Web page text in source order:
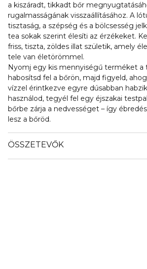
a kiszáradt, tikkadt bőr
rugalmasságának visszaállításához. A
tisztaság, a szépség és a bölcsesség
tea sokak szerint élesíti az érzékeket.
friss, tiszta, zöldes illat születik, amely
tele van életörömmel.
Nyomj egy kis mennyiségű terméket a
habosítsd fel a bőrön, majd figyeld,
vízzel érintkezve egyre dúsabban
használod, tegyél fel egy éjszakai
bőrbe zárja a nedvességet – így
lesz a bőröd.
ÖSSZETEVŐK